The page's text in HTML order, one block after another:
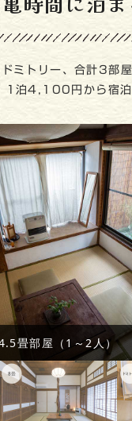
ミトリー、合計3部
1泊4,100円から宿泊